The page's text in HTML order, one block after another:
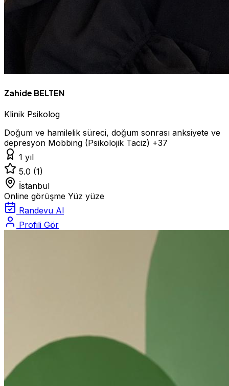
Zahide BELTEN
Klinik Psikolog
Doğum ve hamilelik süreci, doğum sonrası anksiyete ve
depresyon Mobbing (Psikolojik Taciz) +37
1 yıl
5.0 (1)
İstanbul
Online görüşme Yüz yüze
Randevu Al
Profili Gör